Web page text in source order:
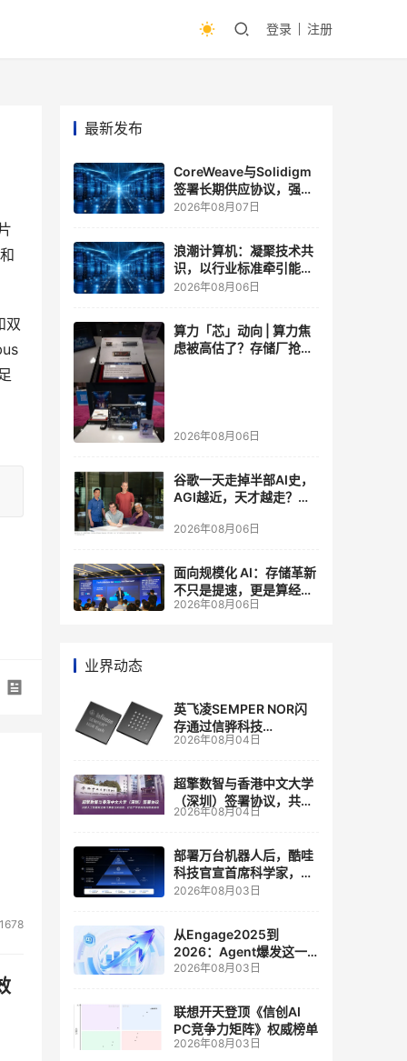
登录 注册
双
1678
最新发布
CoreWeave与Solidigm
签署长期供应协议，强化
一体化人工智能云平台
2026年08月07日
浪潮计算机：凝聚技术共
识，以行业标准牵引能力
跃升
2026年08月06日
算力「芯」动向 | 算力焦
虑被高估了？存储厂抢了
2026年08月06日
谷歌一天走掉半部AI史，
AGI越近，天才越走？大
自己的研发节奏
2026年08月06日
面向规模化 AI：存储革新
不只是提速，更是算经济
账
2026年08月06日
业界动态
英飞凌SEMPER NOR闪
存通过信骅科技
AST2700 BMC认证，全
管理
2026年08月04日
超擎数智与香港中文大学
（深圳）签署协议，共建
人工智能和边缘计算联合
2026年08月04日
部署万台机器人后，酷哇
科技官宣首席科学家，要
让世界模型交付生产力
2026年08月03日
从Engage2025到
2026：Agent爆发这一
年，AI CRM 走到哪了
2026年08月03日
联想开天登顶《信创AI
PC竞争力矩阵》权威榜单
2026年08月03日